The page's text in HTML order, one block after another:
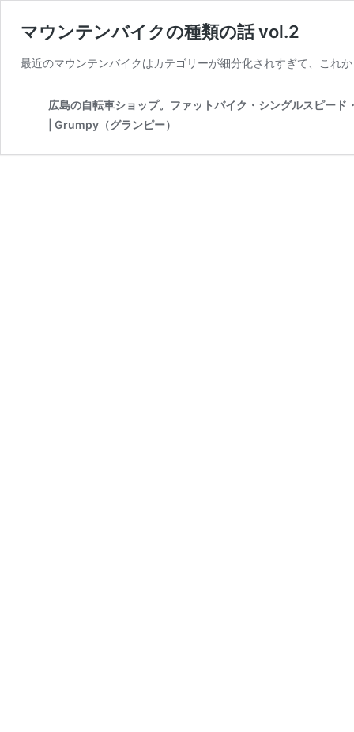
マウンテンバイクの種類の話 vol.2
最近のマウンテンバイクはカテゴリーが細分化されすぎて、これ
広島の自転車ショップ。ファットバイク・シングルスピー
| Grumpy（グランピー）